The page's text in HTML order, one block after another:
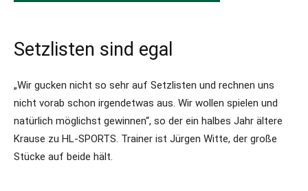
Setzlisten sind egal
„Wir gucken nicht so sehr auf Setzlisten und rechnen uns
nicht vorab schon irgendetwas aus. Wir wollen spielen und
natürlich möglichst gewinnen“, so der ein halbes Jahr ältere
Krause zu HL-SPORTS. Trainer ist Jürgen Witte, der große
Stücke auf beide hält.